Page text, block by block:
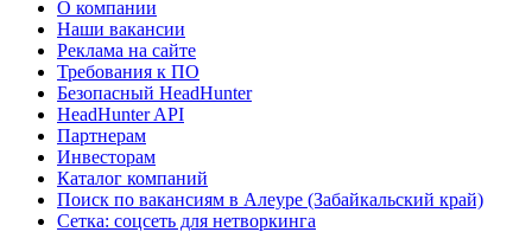
О компании
Наши вакансии
Реклама на сайте
Требования к ПО
Безопасный HeadHunter
HeadHunter API
Партнерам
Инвесторам
Каталог компаний
Поиск по вакансиям в Алеуре (Забайкальский край)
Сетка: соцсеть для нетворкинга